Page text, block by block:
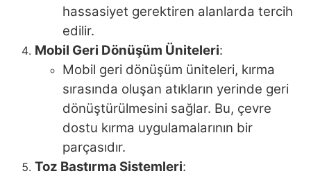
hassasiyet gerektiren alanlarda tercih
edilir.
Mobil Geri Dönüşüm Üniteleri:
Mobil geri dönüşüm üniteleri, kırma
sırasında oluşan atıkların yerinde geri
dönüştürülmesini sağlar. Bu, çevre
dostu kırma uygulamalarının bir
parçasıdır.
Toz Bastırma Sistemleri: